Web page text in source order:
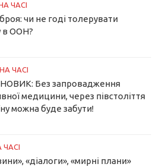
ЧАСІ
чи не годі толерувати
в ООН?
НА ЧАСІ
НОВИК: Без запровадження
медицини, через півстоліття
можна буде забути!
ЧАСІ
«діалоги», «мирні плани»